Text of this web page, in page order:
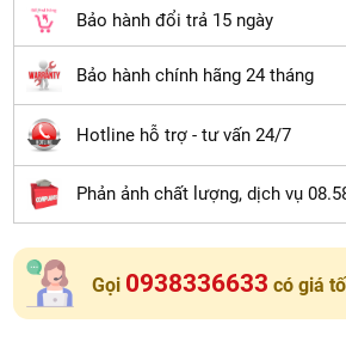
Bảo hành đổi trả 15 ngày
Bảo hành chính hãng 24 tháng
Hotline hỗ trợ - tư vấn 24/7
Phản ảnh chất lượng, dịch vụ
Gọi 0938336633 có giá